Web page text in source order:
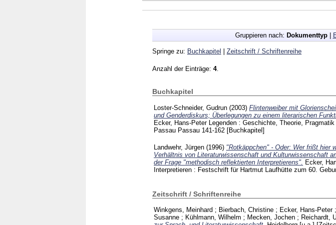
Gruppieren nach: Dokumenttyp|
Springe zu: Buchkapitel Zeitschrift / Schriftenreihe
Anzahl der Einträge: 4.
Buchkapitel
Loster-Schneider, Gudrun (2003) Flintenweiber mit
und Genderdiskurs; Überlegungen zu einem literarischen
Ecker, Hans-PeterLegenden : Geschichte, Theorie,
Passau Passau 141-162 [Buchkapitel]
Landwehr, Jürgen (1996) "Rotkäppchen" - Oder: Wer frißt hier
Verhältnis von Literaturwissenschaft und Kulturwissenschaft
der Frage "methodisch reflektierten Interpretierens". Ecker,
Interpretieren : Festschrift für Hartmut Laufhütte zum 60.
Zeitschrift / Schriftenreihe
Winkgens, Meinhard ; Bierbach, Christine ; Ecker, Hans-Peter;
Susanne ; Kühlmann, Wilhelm ; Mecken, Jochen ; Reichardt,